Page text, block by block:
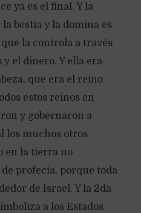
ya es el final. Y la
bestia y la domina es
la controla a través
y el dinero. Y ella era
que era el reino
estos reinos en
y gobernaron a
los muchos otros
en la tierra no
profecía, porque toda
de Israel. Y la 2da
a los Estados